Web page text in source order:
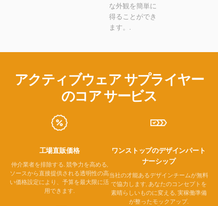
な外観を簡単に
得ることができ
ます。.
アクティブウェア サプライヤー
のコア サービス
工場直販価格
仲介業者を排除する. 競争力を高める,
ソースから直接提供される透明性の高
い価格設定により、予算を最大限に活
用できます.
ワンストップのデザインパート
ナーシップ
当社の才能あるデザインチームが無料
で協力します, あなたのコンセプトを
素晴らしいものに変える, 実稼働準備
が整ったモックアップ.